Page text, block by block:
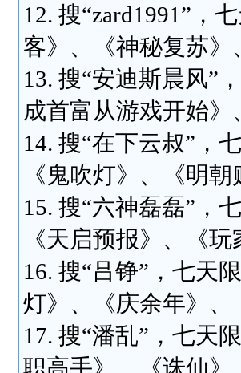
12. 搜“zard1991”，
客》、《神秘复苏》
13. 搜“安迪斯晨风”
成首富从游戏开始
14. 搜“在下云叔”，
《鬼吹灯》、《明
15. 搜“六神磊磊”，
《天启预报》、《玩
16. 搜“吕铮”，七天
灯》、《庆余年》、
17. 搜“潘乱”，七天
职高手》、《诛仙》